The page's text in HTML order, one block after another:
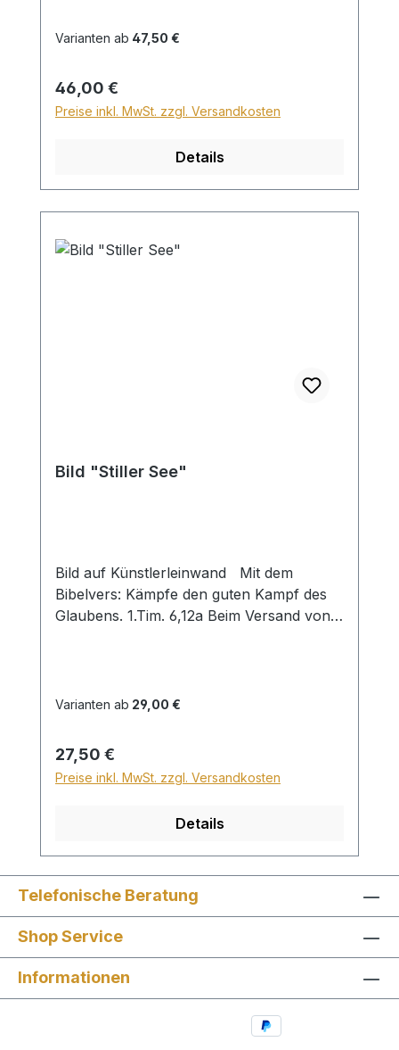
Sperrgut in Höhe von 28,99€ berechnet.
Sperrgutzuschlag 30€.
Varianten ab 47,50 €
Regulärer Preis:
46,00 €
Preise inkl. MwSt. zzgl. Versandkosten
Details
Bild "Stiller See"
Bild auf Künstlerleinwand Mit dem
Bibelvers: Kämpfe den guten Kampf des
Glaubens. 1.Tim. 6,12a Beim Versand von
Sperrgut in Höhe von 28,99€ berechnet.
Sperrgutzuschlag 30€.
Varianten ab 29,00 €
Regulärer Preis:
27,50 €
Preise inkl. MwSt. zzgl. Versandkosten
Details
Telefonische Beratung
Shop Service
Informationen